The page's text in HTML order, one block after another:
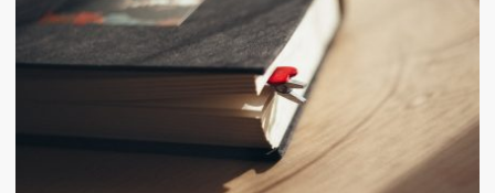
日"